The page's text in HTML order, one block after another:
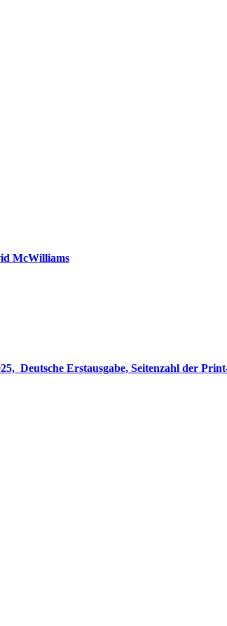
McWilliams
der Print-Ausgabe ‏ : ‎ 848 Seiten, ISBN-13 ‏ : ‎ 978-3764533694,